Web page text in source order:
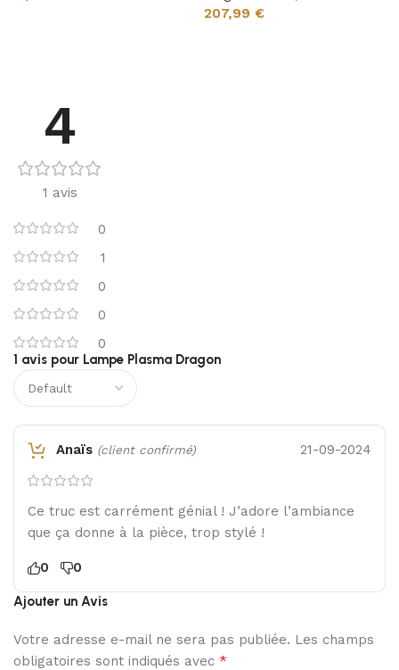
207,99 €
4
1 avis
0
1
0
0
0
1 avis pour Lampe Plasma Dragon
Anaïs (client confirmé) 21-09-2024
Ce truc est carrément génial ! J’adore l’ambiance
que ça donne à la pièce, trop stylé !
0 0
Ajouter un Avis
Votre adresse e-mail ne sera pas publiée. Les champs
obligatoires sont indiqués avec *